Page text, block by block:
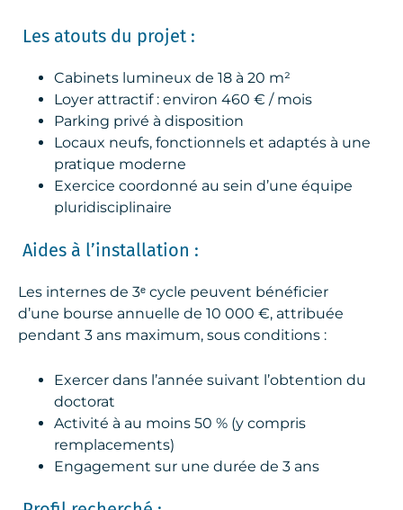
Les atouts du projet :
Cabinets lumineux de 18 à 20 m²
Loyer attractif : environ 460 € / mois
Parking privé à disposition
Locaux neufs, fonctionnels et adaptés à une
pratique moderne
Exercice coordonné au sein d’une équipe
pluridisciplinaire
Aides à l’installation :
Les internes de 3ᵉ cycle peuvent bénéficier
d’une bourse annuelle de 10 000 €, attribuée
pendant 3 ans maximum, sous conditions :
Exercer dans l’année suivant l’obtention du
doctorat
Activité à au moins 50 % (y compris
remplacements)
Engagement sur une durée de 3 ans